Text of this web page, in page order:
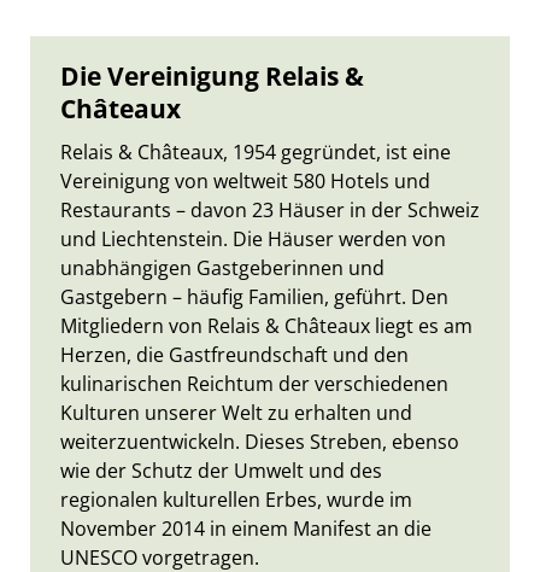
Die Vereinigung Relais &
Châteaux
Relais & Châteaux, 1954 gegründet, ist eine
Vereinigung von weltweit 580 Hotels und
Restaurants – davon 23 Häuser in der Schweiz
und Liechtenstein. Die Häuser werden von
unabhängigen Gastgeberinnen und
Gastgebern – häufig Familien, geführt. Den
Mitgliedern von Relais & Châteaux liegt es am
Herzen, die Gastfreundschaft und den
kulinarischen Reichtum der verschiedenen
Kulturen unserer Welt zu erhalten und
weiterzuentwickeln. Dieses Streben, ebenso
wie der Schutz der Umwelt und des
regionalen kulturellen Erbes, wurde im
November 2014 in einem Manifest an die
UNESCO vorgetragen.